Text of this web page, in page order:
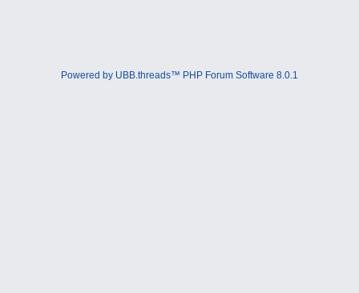
Powered by UBB.threads™ PHP Forum Software 8.0.1